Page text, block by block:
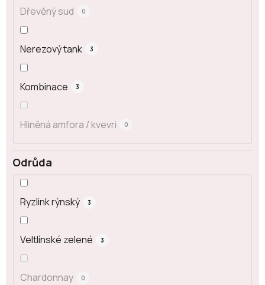
Odrůda
Ryzlink rýnský 3
Veltlínské zelené 3
Chardonnay 0
Dřevěný sud 0
Nerezový tank 3
Kombinace 3
Hliněná amfora / kvevri 0